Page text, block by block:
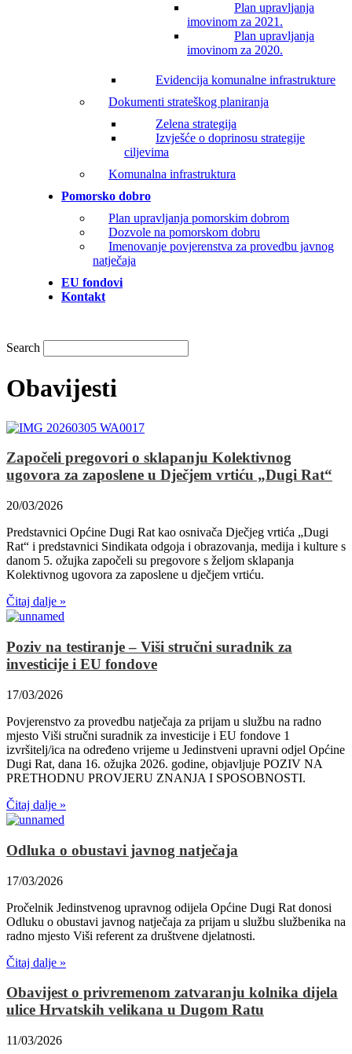
Plan upravljanja
imovinom za 2021.
Plan upravljanja
imovinom za 2020.
Evidencija komunalne infrastrukture
Dokumenti strateškog planiranja
Zelena strategija
Izvješće o doprinosu strategije
ciljevima
Komunalna infrastruktura
Pomorsko dobro
Plan upravljanja pomorskim dobrom
Dozvole na pomorskom dobru
Imenovanje povjerenstva za provedbu javnog
natječaja
EU fondovi
Kontakt
Search
Obavijesti
Započeli pregovori o sklapanju Kolektivnog
ugovora za zaposlene u Dječjem vrtiću „Dugi Rat“
20/03/2026
Predstavnici Općine Dugi Rat kao osnivača Dječjeg vrtića „Dugi
Rat“ i predstavnici Sindikata odgoja i obrazovanja, medija i kulture s
danom 5. ožujka započeli su pregovore s željom sklapanja
Kolektivnog ugovora za zaposlene u dječjem vrtiću.
Čitaj dalje »
Poziv na testiranje – Viši stručni suradnik za
investicije i EU fondove
17/03/2026
Povjerenstvo za provedbu natječaja za prijam u službu na radno
mjesto Viši stručni suradnik za investicije i EU fondove 1
izvršitelj/ica na određeno vrijeme u Jedinstveni upravni odjel Općine
Dugi Rat, dana 16. ožujka 2026. godine, objavljuje POZIV NA
PRETHODNU PROVJERU ZNANJA I SPOSOBNOSTI.
Čitaj dalje »
Odluka o obustavi javnog natječaja
17/03/2026
Pročelnik Jedinstvenog upravnog odijela Općine Dugi Rat donosi
Odluku o obustavi javnog natječaja za prijam u službu službenika na
radno mjesto Viši referent za društvene djelatnosti.
Čitaj dalje »
Obavijest o privremenom zatvaranju kolnika dijela
ulice Hrvatskih velikana u Dugom Ratu
11/03/2026